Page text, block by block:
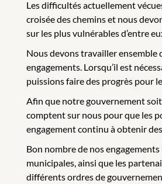
Les difficultés actuellement
croisée des chemins et nous
sur les plus vulnérables d’entre
Nous devons travailler ensemble
engagements. Lorsqu’il est
puissions faire des progrès pour
Afin que notre gouvernement
comptent sur nous pour que les
engagement continu à obtenir
Bon nombre de nos
municipales, ainsi que les
différents ordres de